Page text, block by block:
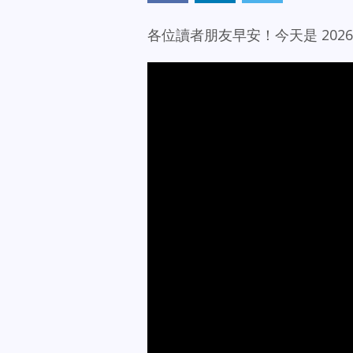
各位讀者朋友早安！今天是